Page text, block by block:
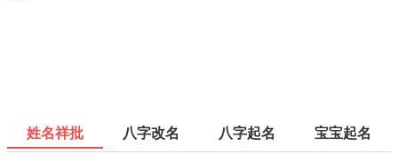
姓名祥批 八字改名 八字起名 宝宝起名